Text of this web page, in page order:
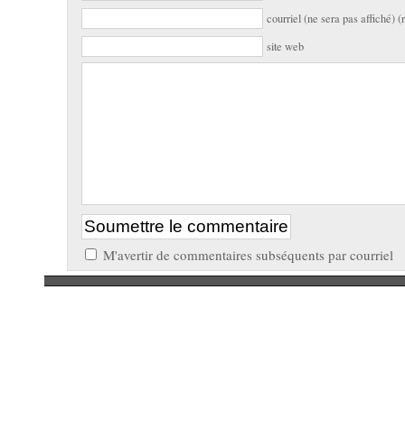
courriel (ne sera pas affiché)
site web
M'avertir de commentaires subséquents par courriel